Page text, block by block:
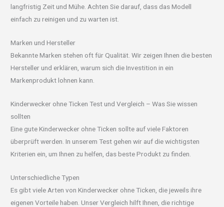
langfristig Zeit und Mühe. Achten Sie darauf, dass das Modell
einfach zu reinigen und zu warten ist.
Marken und Hersteller
Bekannte Marken stehen oft für Qualität. Wir zeigen Ihnen die besten
Hersteller und erklären, warum sich die Investition in ein
Markenprodukt lohnen kann.
Kinderwecker ohne Ticken Test und Vergleich – Was Sie wissen
sollten
Eine gute Kinderwecker ohne Ticken sollte auf viele Faktoren
überprüft werden. In unserem Test gehen wir auf die wichtigsten
Kriterien ein, um Ihnen zu helfen, das beste Produkt zu finden.
Unterschiedliche Typen
Es gibt viele Arten von Kinderwecker ohne Ticken, die jeweils ihre
eigenen Vorteile haben. Unser Vergleich hilft Ihnen, die richtige